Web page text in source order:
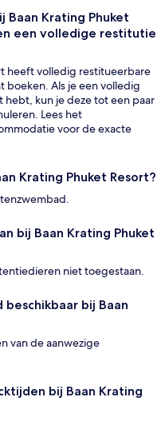
Baan Krating Phuket
een volledige restitutie
heeft volledig restitueerbare
boeken. Als je een volledig
kun je deze tot een paar
Lees het
voor de exacte
Krating Phuket Resort?
bij Baan Krating Phuket
niet toegestaan.
bij Baan
van de aanwezige
bij Baan Krating